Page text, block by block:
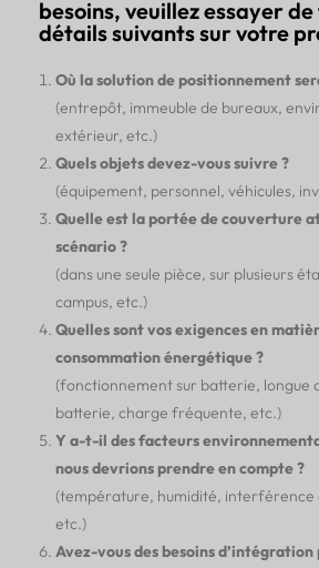
besoins, veuillez essayer
détails suivants sur votre
Où la solution de positionnement
(entrepôt, immeuble de bureaux,
extérieur, etc.)
Quels objets devez-vous suivre ?
(équipement, personnel, véhicules,
Quelle est la portée de couverture
scénario ?
(dans une seule pièce, sur plusieurs
campus, etc.)
Quelles sont vos exigences en
consommation énergétique ?
(fonctionnement sur batterie, longue
batterie, charge fréquente, etc.)
Y a-t-il des facteurs
nous devrions prendre en compte ?
(température, humidité, interférence
etc.)
Avez-vous des besoins